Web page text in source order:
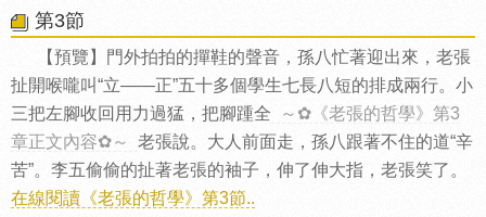
第3節
【預覽】門外拍拍的撣鞋的聲音，孫八忙著迎出來，老張
扯開喉嚨叫“立——正”五十多個學生七長八短的排成兩行。小
三把左腳收回用力過猛，把腳踵全
～✿《老張的哲學》第3
章正文內容✿～
老張說。大人前面走，孫八跟著不住的道“辛
苦”。李五偷偷的扯著老張的袖子，伸了伸大指，老張笑了。
在線閱讀《老張的哲學》第3節..